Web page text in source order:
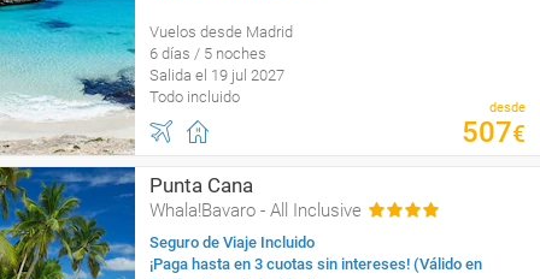
Vuelos desde Madrid
6 días / 5 noches
Salida el 19 jul 2027
Todo incluido
desde
507€
Punta Cana
Whala!Bavaro - All Inclusive
Seguro de Viaje Incluido
¡Paga hasta en 3 cuotas sin intereses! (Válido en